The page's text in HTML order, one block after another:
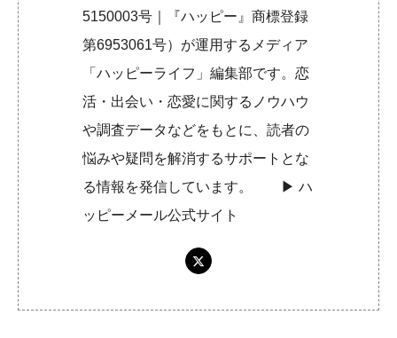
5150003号｜『ハッピー』商標登録
第6953061号）が運用するメディア
「ハッピーライフ」編集部です。恋
活・出会い・恋愛に関するノウハウ
や調査データなどをもとに、読者の
悩みや疑問を解消するサポートとな
る情報を発信しています。 ▶︎ハ
ッピーメール公式サイト